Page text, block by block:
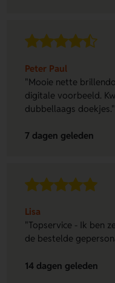
Peter Paul
"Mooie nette
digitale voorbeeld.
dubbellaags doekjes."
7 dagen geleden
Lisa
"Topservice - Ik ben
de bestelde
14 dagen geleden